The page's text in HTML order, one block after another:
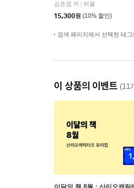
김초엽 저
허블
15,300원 (10% 할인)
검색 페이지에서 선택된 태
이 상품의 이벤트 (11